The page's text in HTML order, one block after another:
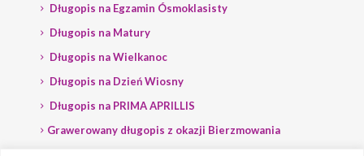
Długopis na Egzamin Ósmoklasisty
Długopis na Matury
Długopis na Wielkanoc
Długopis na Dzień Wiosny
Długopis na PRIMA APRILLIS
Grawerowany długopis z okazji Bierzmowania